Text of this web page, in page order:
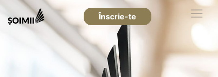
Înscrie-te